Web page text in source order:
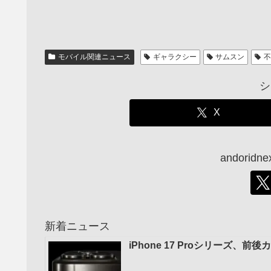
モバイル関連ニュース ギャラクシー サムスン
X
新着ニュース
iPhone 17 Proシリーズ、前後